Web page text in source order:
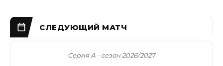
Серия А - сезон 2026/2027